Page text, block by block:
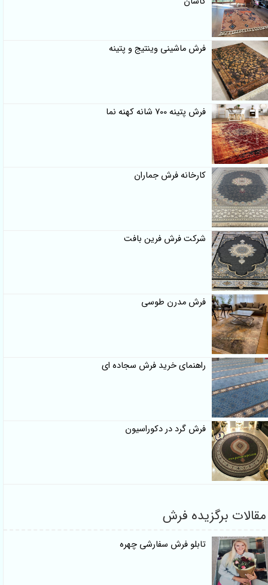
فرش ماشینی وینتیج و پتینه
فرش پتینه 700 شانه کهنه نما
کارخانه فرش جماران
شرکت فرش فرین بافت
فرش مدرن طوسی
راهنمای خرید فرش سجاده ای
فرش گرد در دکوراسیون
مقالات برگزیده فرش
تابلو فرش سفارشی چهره